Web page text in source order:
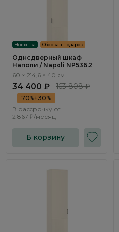
Новинка Сборка в подарок
Однодверный шкаф
Наполи / Napoli NP536.2
60 × 214,6 × 40 см
34 400 ₽ 163 808 ₽
70%+30%
В рассрочку от
2 867 ₽/месяц
В корзину